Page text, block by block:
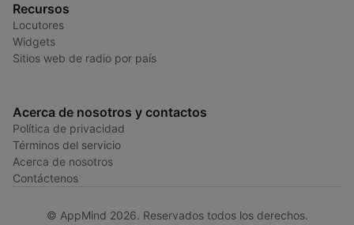
Recursos
Locutores
Widgets
Sitios web de radio por país
Acerca de nosotros y contactos
Política de privacidad
Términos del servicio
Acerca de nosotros
Contáctenos
© AppMind 2026. Reservados todos los derechos.